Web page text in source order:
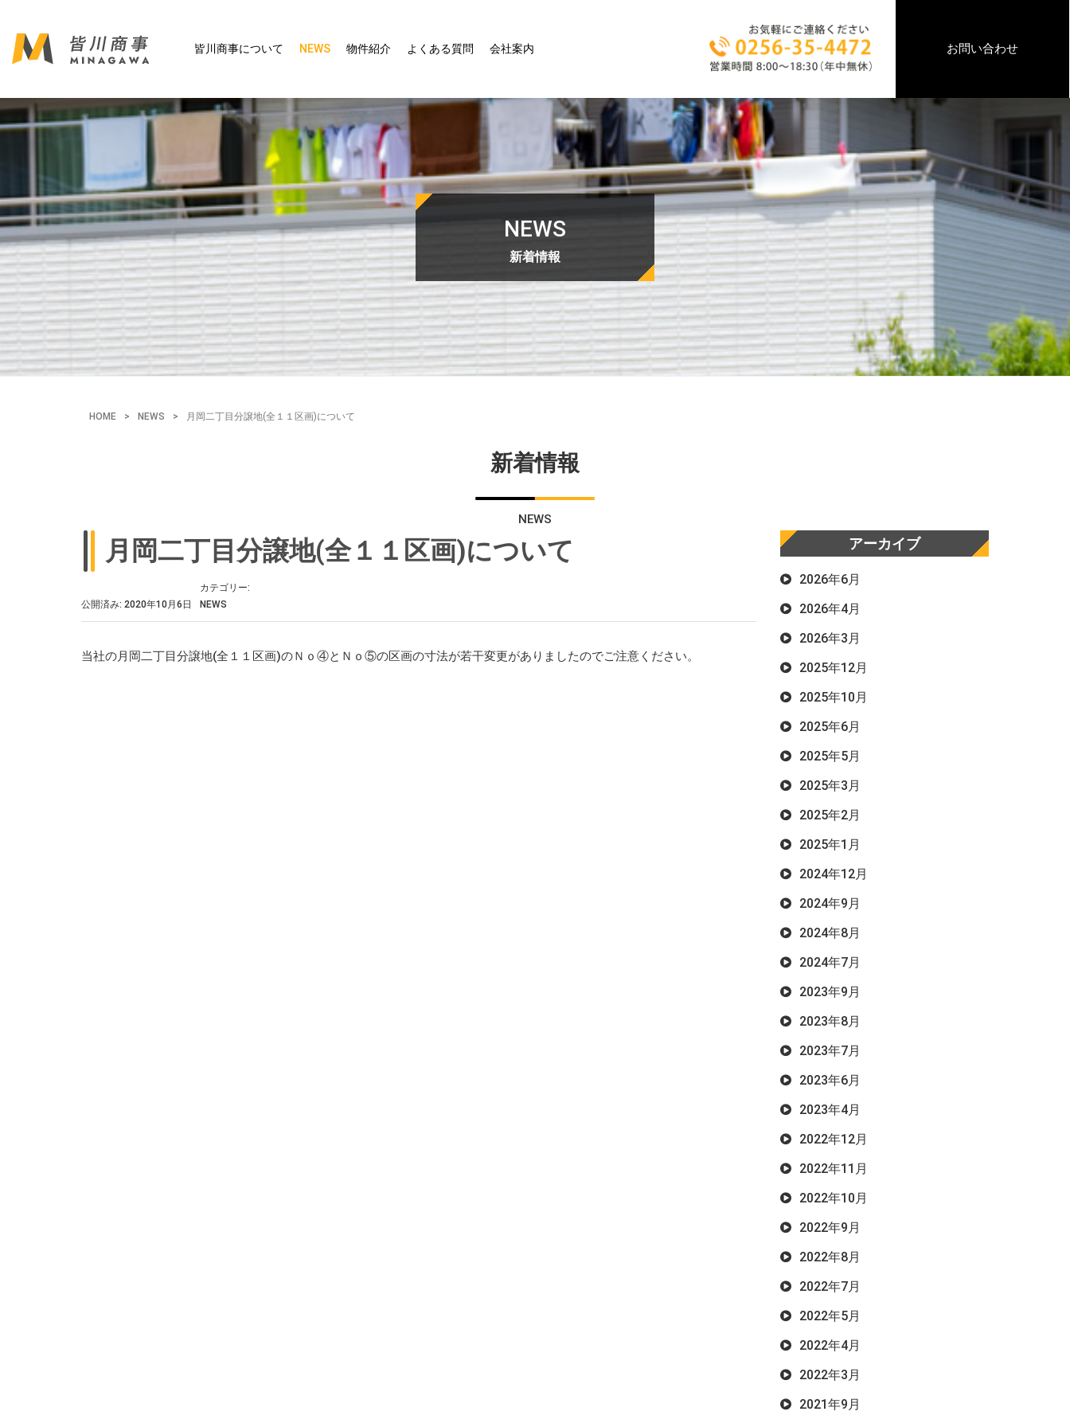
皆川商事について NEWS 物件紹介 よくある質問 会社案内 お問い合わせ
NEWS
新着情報
HOME > NEWS > 月岡二丁目分譲地(全１１区画)について
新着情報
NEWS
月岡二丁目分譲地(全１１区画)について
公開済み: 2020年10月6日
カテゴリー:
NEWS
当社の月岡二丁目分譲地(全１１区画)のＮｏ④とＮｏ⑤の区画の寸法が若干変更がありましたのでご注意ください。
アーカイブ
2026年6月
2026年4月
2026年3月
2025年12月
2025年10月
2025年6月
2025年5月
2025年3月
2025年2月
2025年1月
2024年12月
2024年9月
2024年8月
2024年7月
2023年9月
2023年8月
2023年7月
2023年6月
2023年4月
2022年12月
2022年11月
2022年10月
2022年9月
2022年8月
2022年7月
2022年5月
2022年4月
2022年3月
2021年9月